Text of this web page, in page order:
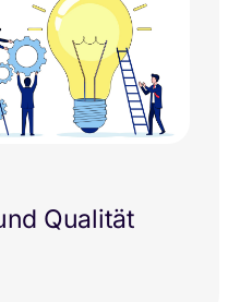
Qualität